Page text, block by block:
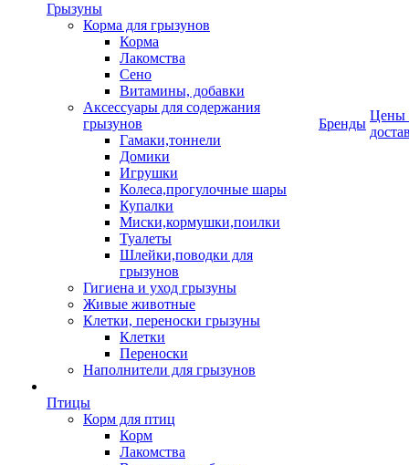
Грызуны
Корма для грызунов
Корма
Лакомства
Сено
Витамины, добавки
Аксессуары для содержания
грызунов
Гамаки,тоннели
Домики
Игрушки
Колеса,прогулочные шары
Купалки
Миски,кормушки,поилки
Туалеты
Шлейки,поводки для
грызунов
Гигиена и уход грызуны
Живые животные
Клетки, переноски грызуны
Клетки
Переноски
Наполнители для грызунов
Птицы
Корм для птиц
Корм
Лакомства
Бренды
Цены